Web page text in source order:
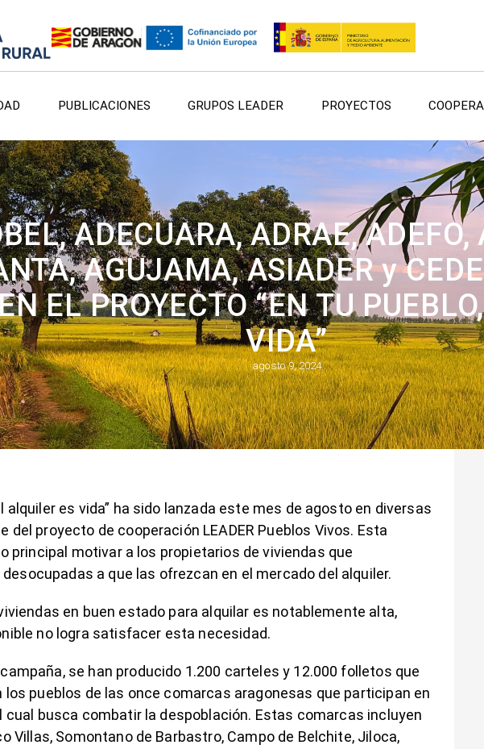
PUBLICACIONES GRUPOS LEADER PROYECTOS
ADECUARA, ADRAE,
AGUJAMA, ASIADER y
EL PROYECTO “EN TU
VIDA”
agosto 9, 2024
alquiler es vida” ha sido lanzada este mes de agosto en diversas
del proyecto de cooperación LEADER Pueblos Vivos. Esta
principal motivar a los propietarios de viviendas que
a que las ofrezcan en el mercado del alquiler.
en buen estado para alquilar es notablemente alta,
no logra satisfacer esta necesidad.
se han producido 1.200 carteles y 12.000 folletos que
pueblos de las once comarcas aragonesas que participan en
cual busca combatir la despoblación. Estas comarcas incluyen
Villas, Somontano de Barbastro, Campo de Belchite, Jiloca,